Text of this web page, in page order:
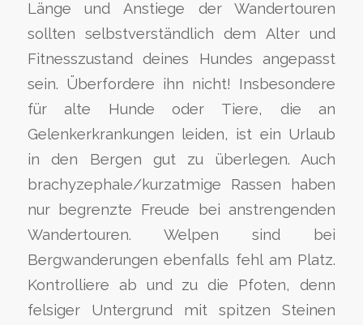
Länge und Anstiege der Wandertouren
sollten selbstverständlich dem Alter und
Fitnesszustand deines Hundes angepasst
sein. Überfordere ihn nicht! Insbesondere
für alte Hunde oder Tiere, die an
Gelenkerkrankungen leiden, ist ein Urlaub
in den Bergen gut zu überlegen. Auch
brachyzephale/kurzatmige Rassen haben
nur begrenzte Freude bei anstrengenden
Wandertouren. Welpen sind bei
Bergwanderungen ebenfalls fehl am Platz.
Kontrolliere ab und zu die Pfoten, denn
felsiger Untergrund mit spitzen Steinen